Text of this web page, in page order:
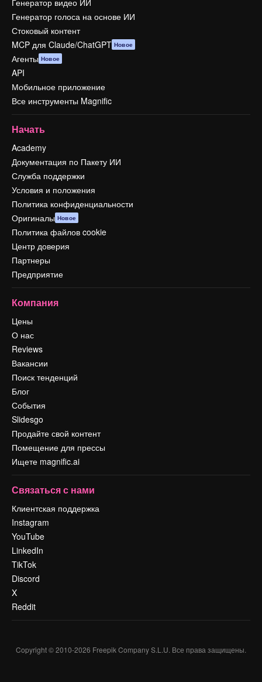
Генератор голоса на основе ИИ
Стоковый контент
MCP для Claude/ChatGPT Новое
Агенты Новое
API
Мобильное приложение
Все инструменты Magnific
Начать
Academy
Документация по Пакету ИИ
Служба поддержки
Условия и положения
Политика конфиденциальности
Оригиналы Новое
Политика файлов cookie
Центр доверия
Партнеры
Предприятие
Компания
Цены
О нас
Reviews
Вакансии
Поиск тенденций
Блог
События
Slidesgo
Продайте свой контент
Помещение для прессы
Ищете magnific.ai
Связаться с нами
Клиентская поддержка
Instagram
YouTube
LinkedIn
TikTok
Discord
X
Reddit
Copyright © 2010-2026 Freepik Company S.L.U. Все права защищены.